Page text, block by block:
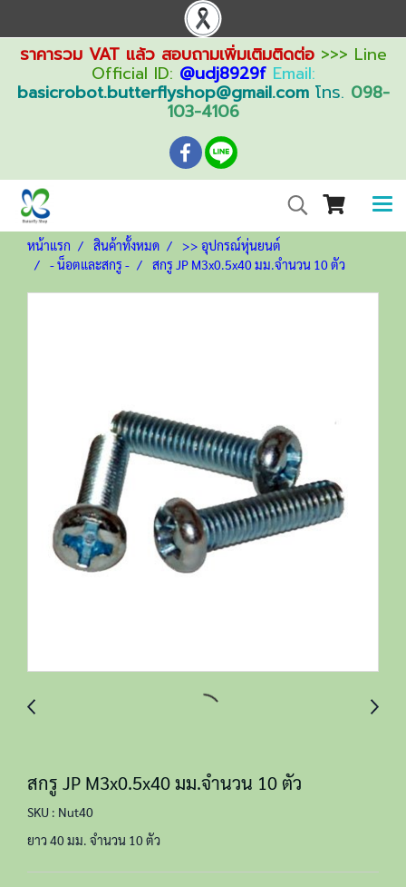
ราคารวม VAT แล้ว สอบถามเพิ่มเติมติดต่อ>>> Line
Official ID: @udj8929f Email:
basicrobot.butterflyshop@gmail.comโทร. 098-
103-4106
หน้าแรก สินค้าทั้งหมด
>> อุปกรณ์หุ่นยนต์
- น็อตและสกรู -
สกรู JP M3x0.5x40 มม.จำนวน 10 ตัว
สกรู JP M3x0.5x40 มม.จำนวน 10 ตัว
SKU : Nut40
ยาว 40 มม. จำนวน 10 ตัว